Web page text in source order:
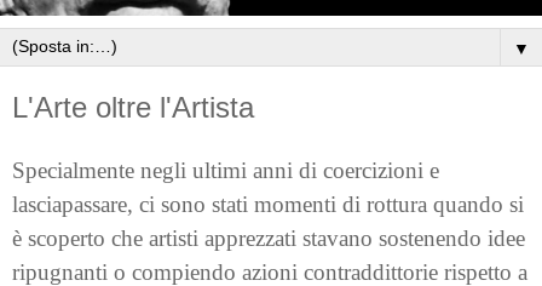
▼
L'Arte oltre l'Artista
Specialmente negli ultimi anni di coercizioni e
lasciapassare, ci sono stati momenti di rottura quando si
è scoperto che artisti apprezzati stavano sostenendo idee
ripugnanti o compiendo azioni contraddittorie rispetto a